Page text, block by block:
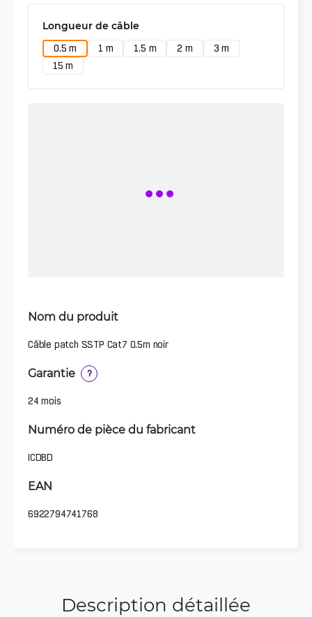
Longueur de câble
0.5 m 1 m 1.5 m 2 m
3 m
15 m
Nom du produit
Câble patch SSTP Cat7 0.5m noir
Garantie ?
24 mois
Numéro de pièce du fabricant
ICDBD
EAN
6922794741768
Description détaillée